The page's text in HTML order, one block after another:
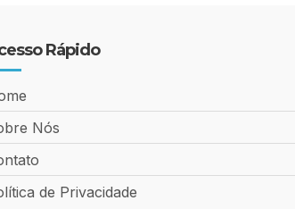
Rápido
Nós
de Privacidade